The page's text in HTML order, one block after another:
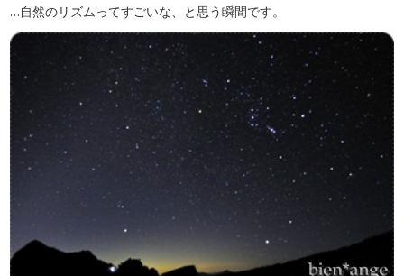
…自然のリズムってすごいな、と思う瞬間です。